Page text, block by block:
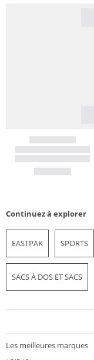
Continuez à explorer
EASTPAK SPORTS
SACS À DOS ET SACS
Les meilleures marques